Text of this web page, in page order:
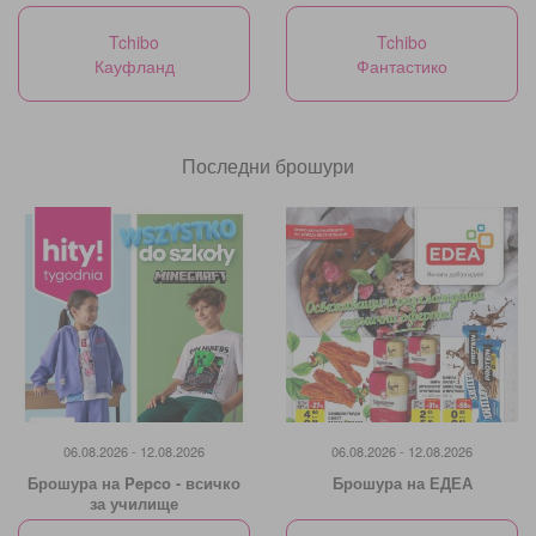
Tchibo
Кауфланд
Tchibo
Фантастико
Последни брошури
06.08.2026 - 12.08.2026
Брошура на Pepco - всичко
за училище
06.08.2026 - 12.08.2026
Брошура на ЕДЕА